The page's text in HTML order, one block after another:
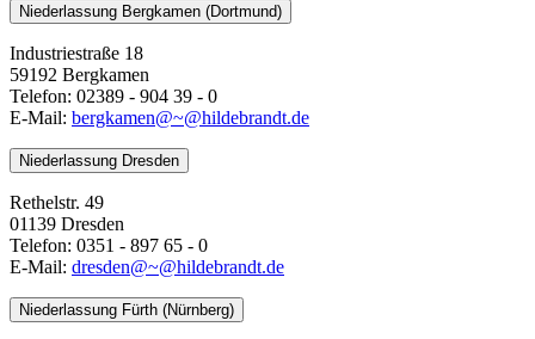
Niederlassung Bergkamen (Dortmund)
Industriestraße 18
59192 Bergkamen
Telefon: 02389 - 904 39 - 0
E-Mail: bergkamen@~@hildebrandt.de
Niederlassung Dresden
Rethelstr. 49
01139 Dresden
Telefon: 0351 - 897 65 - 0
E-Mail: dresden@~@hildebrandt.de
Niederlassung Fürth (Nürnberg)